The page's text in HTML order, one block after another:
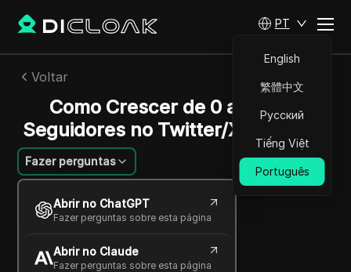
PT
English
繁體中文
Русский
Tiếng Việt
Português
Voltar
Como Crescer de 0 a 10.000
Seguidores no Twitter/X (RÁPIDO)
Fazer perguntas
Abrir no ChatGPT
Fazer perguntas sobre esta página
Abrir no Claude
Fazer perguntas sobre esta página
Emily Grace
16 abr 2025 2 min de leitura
Copy Link